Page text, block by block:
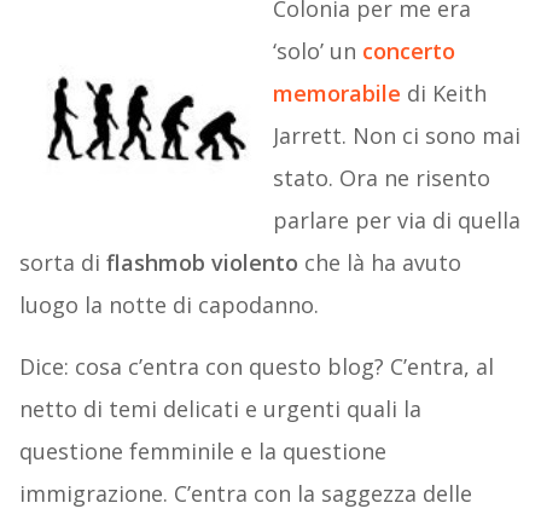
Colonia per me era
‘solo’ un concerto
memorabile di Keith
Jarrett. Non ci sono mai
stato. Ora ne risento
parlare per via di quella
sorta di flashmob violento che là ha avuto
luogo la notte di capodanno.
Dice: cosa c’entra con questo blog? C’entra, al
netto di temi delicati e urgenti quali la
questione femminile e la questione
immigrazione. C’entra con la saggezza delle